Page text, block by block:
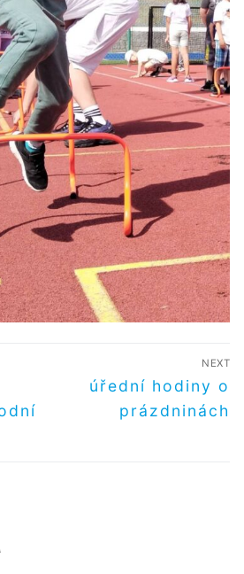
NEXT
Další
příspěvek
úřední hodiny o
prázdninách